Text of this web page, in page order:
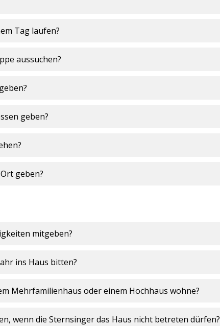
Tag laufen?
aussuchen?
geben?
geben?
mitgeben?
ins Haus bitten?
Mehrfamilienhaus oder einem Hochhaus wohne?
wenn die Sternsinger das Haus nicht betreten dürfen?